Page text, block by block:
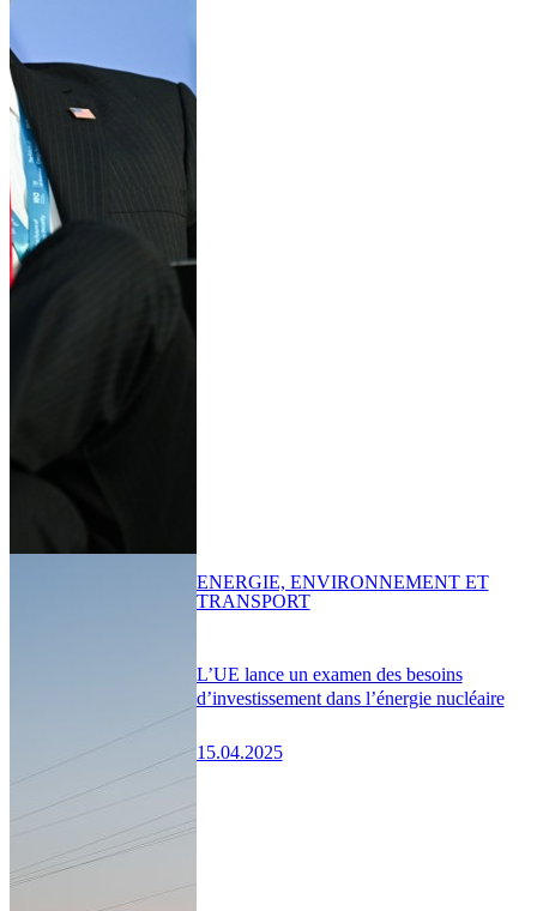
L’UE lance un examen des besoins
d’investissement dans l’énergie nucléaire
15.04.2025
ENERGIE, ENVIRONNEMENT ET
TRANSPORT